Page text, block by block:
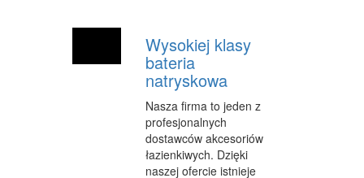
USŁUGI MOTORYZACYJNE
SALONY, KOMISY
PUBLIC RELATIONS
AGENCJE REKLAMOWE
MATERIAŁY REKLAMOWE
Wysokiej klasy
bateria
natryskowa
Nasza firma to jeden z
profesjonalnych
dostawców akcesoriów
łazienkiwych. Dzięki
naszej ofercie istnieje